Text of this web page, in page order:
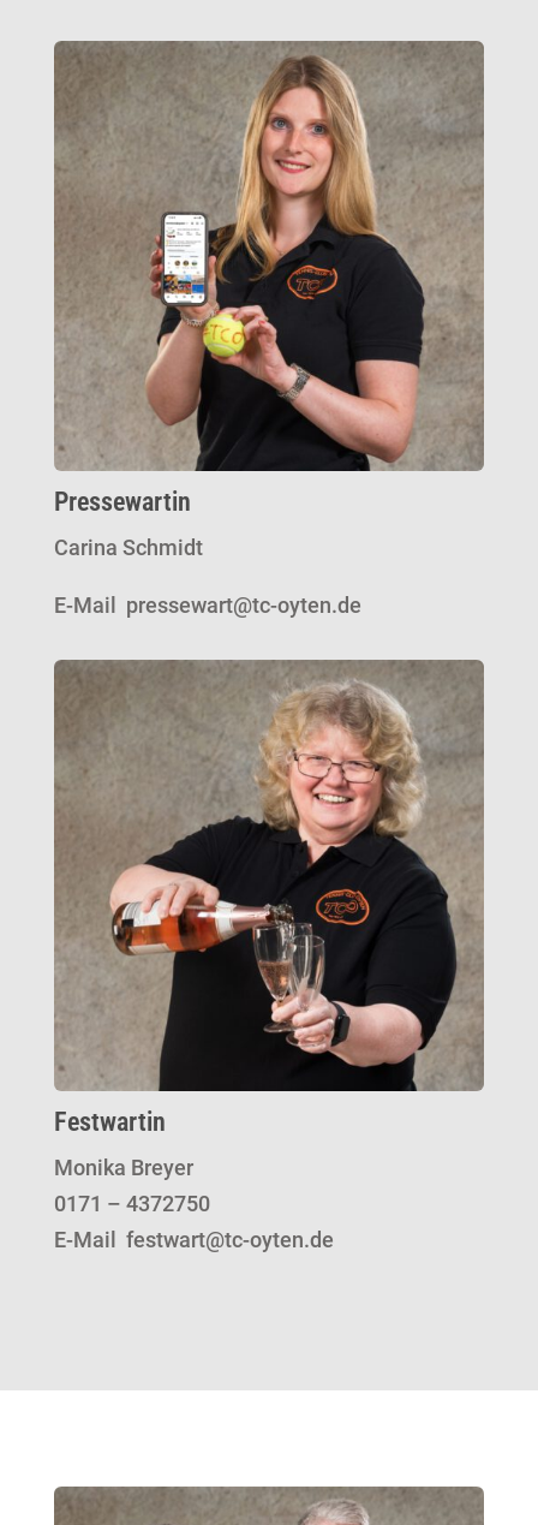
Pressewartin
Carina Schmidt
E-Mail pressewart@tc-oyten.de
Festwartin
Monika Breyer
0171 – 4372750
E-Mail festwart@tc-oyten.de